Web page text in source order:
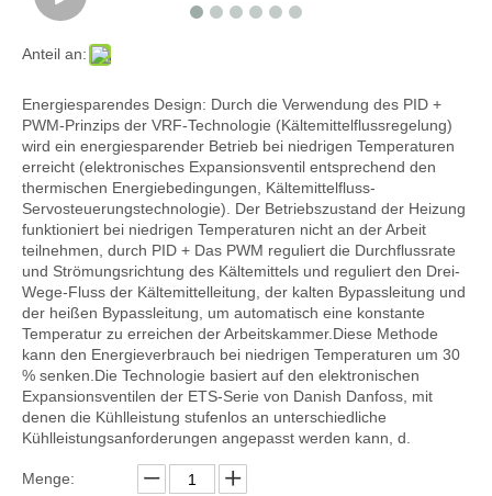
Anteil an:
Energiesparendes Design: Durch die Verwendung des PID +
PWM-Prinzips der VRF-Technologie (Kältemittelflussregelung)
wird ein energiesparender Betrieb bei niedrigen Temperaturen
erreicht (elektronisches Expansionsventil entsprechend den
thermischen Energiebedingungen, Kältemittelfluss-
Servosteuerungstechnologie). Der Betriebszustand der Heizung
funktioniert bei niedrigen Temperaturen nicht an der Arbeit
teilnehmen, durch PID + Das PWM reguliert die Durchflussrate
und Strömungsrichtung des Kältemittels und reguliert den Drei-
Wege-Fluss der Kältemittelleitung, der kalten Bypassleitung und
der heißen Bypassleitung, um automatisch eine konstante
Temperatur zu erreichen der Arbeitskammer.Diese Methode
kann den Energieverbrauch bei niedrigen Temperaturen um 30
% senken.Die Technologie basiert auf den elektronischen
Expansionsventilen der ETS-Serie von Danish Danfoss, mit
denen die Kühlleistung stufenlos an unterschiedliche
Kühlleistungsanforderungen angepasst werden kann, d.
Menge: